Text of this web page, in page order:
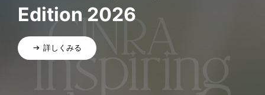
Edition 2026
詳しくみる